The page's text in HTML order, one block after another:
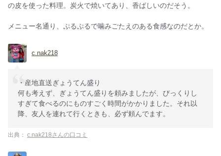
の皮を使った料理。炭火で焼いてあり、香ばしいのだそう。
メニュー名通り、ぷるぷるで噛みごたえのある食感なのだとか。
c.nak218
・産地直送ぎょうてん盛り
何も考えず、ぎょうてん盛りを頼みましたが、びっくりし
すぎて食べるのにものすごく時間がかかりました。それ以
降、友人を連れて行くときも、必ず頼んでます。
出典： c.nak218さんの口コミ